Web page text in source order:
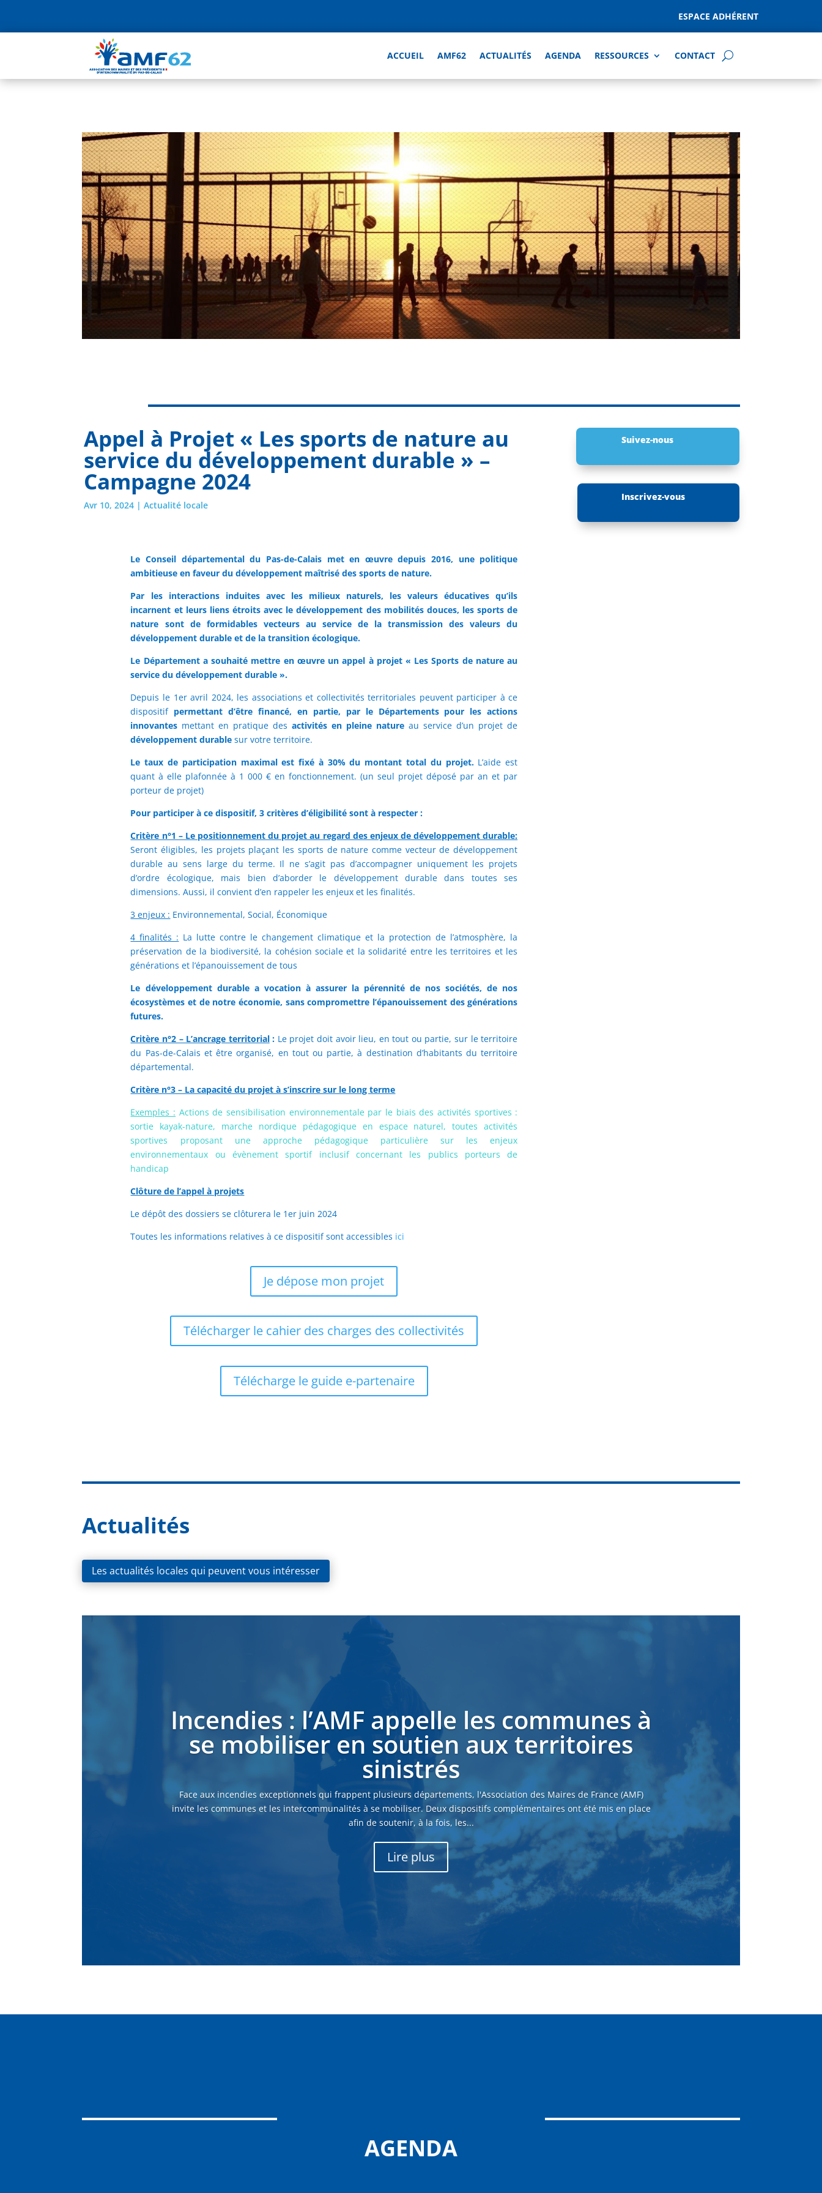
ESPACE ADHÉRENT
ACCUEIL AMF62 ACTUALITÉS AGENDA RESSOURCES CONTACT
Appel à Projet « Les sports de nature au
service du développement durable » –
Campagne 2024
Avr 10, 2024 |Actualité locale
Le Conseil départemental du Pas-de-Calais met en œuvre depuis 2016, une politique
ambitieuse en faveur du développement maîtrisé des sports de nature.
Par les interactions induites avec les milieux naturels, les valeurs éducatives qu’ils
incarnent et leurs liens étroits avec le développement des mobilités douces, les sports de
nature sont de formidables vecteurs au service de la transmission des valeurs du
développement durable et de la transition écologique.
Le Département a souhaité mettre en œuvre un appel à projet « Les Sports de nature au
service du développement durable ».
Depuis le 1er avril 2024, les associations et collectivités territoriales peuvent participer à ce
dispositif permettant d’être financé, en partie, par le Départements pour les actions
innovantes mettant en pratique desactivités en pleine nature au service d’un projet de
développement durable sur votre territoire.
Le taux de participation maximal est fixé à 30% du montant total du projet.L’aide est
quant à elle plafonnée à 1 000 € en fonctionnement. (un seul projet déposé par an et par
porteur de projet)
Pour participer à ce dispositif, 3 critères d’éligibilité sont à respecter :
Critère n°1 – Le positionnement du projet au regard des enjeux de développement durable:
Seront éligibles, les projets plaçant les sports de nature comme vecteur de développement
durable au sens large du terme. Il ne s’agit pas d’accompagner uniquement les projets
d’ordre écologique, mais bien d’aborder le développement durable dans toutes ses
dimensions. Aussi, il convient d’en rappeler les enjeux et les finalités.
3 enjeux : Environnemental, Social, Économique
4 finalités : La lutte contre le changement climatique et la protection de l’atmosphère, la
préservation de la biodiversité, la cohésion sociale et la solidarité entre les territoires et les
générations et l’épanouissement de tous
Le développement durable a vocation à assurer la pérennité de nos sociétés, de nos
écosystèmes et de notre économie, sans compromettre l’épanouissement des générations
futures.
Critère n°2 – L’ancrage territorial: Le projet doit avoir lieu, en tout ou partie, sur le territoire
du Pas-de-Calais et être organisé, en tout ou partie, à destination d’habitants du territoire
départemental.
Critère n°3 – La capacité du projet à s’inscrire sur le long terme
Exemples : Actions de sensibilisation environnementale par le biais des activités sportives :
sortie kayak-nature, marche nordique pédagogique en espace naturel, toutes activités
sportives proposant une approche pédagogique particulière sur les enjeux
environnementaux ou évènement sportif inclusif concernant les publics porteurs de
handicap
Clôture de l’appel à projets
Le dépôt des dossiers se clôturera le 1er juin 2024
Toutes les informations relatives à ce dispositif sont accessibles ici
Je dépose mon projet
Télécharger le cahier des charges des collectivités
Télécharge le guide e-partenaire
Suivez-nous
Inscrivez-vous
Actualités
Les actualités locales qui peuvent vous intéresser
Incendies : l’AMF appelle les communes à
se mobiliser en soutien aux territoires
sinistrés
Face aux incendies exceptionnels qui frappent plusieurs départements, l'Association des Maires de France (AMF)
invite les communes et les intercommunalités à se mobiliser. Deux dispositifs complémentaires ont été mis en place
afin de soutenir, à la fois, les...
Lire plus
AGENDA